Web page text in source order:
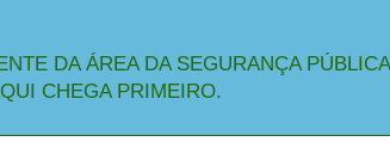
DA ÁREA DA SEGURANÇA
CHEGA PRIMEIRO.